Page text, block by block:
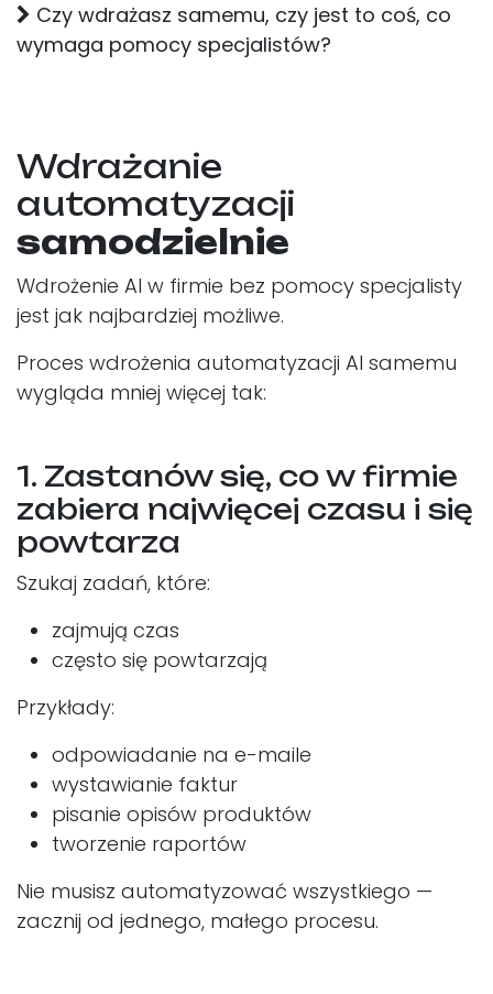
Czy wdrażasz samemu, czy jest to coś, co
wymaga pomocy specjalistów?
Wdrażanie
automatyzacji
samodzielnie
Wdrożenie AI w firmie bez pomocy specjalisty
jest jak najbardziej możliwe.
Proces wdrożenia automatyzacji AI samemu
wygląda mniej więcej tak:​
1. Zastanów się, co w firmie
zabiera najwięcej czasu i się
powtarza
Szukaj zadań, które:
zajmują czas
często się powtarzają
Przykłady:
odpowiadanie na e-maile
wystawianie faktur
pisanie opisów produktów
tworzenie raportów
Nie musisz automatyzować wszystkiego —
zacznij od jednego, małego procesu.